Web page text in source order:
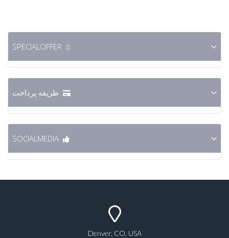
طریقه پرداخت
Denver, CO, USA